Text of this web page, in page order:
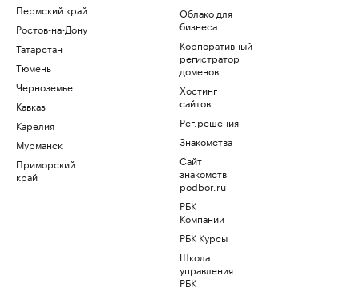
Пермский край
Ростов-на-Дону
Татарстан
Тюмень
Черноземье
Кавказ
Карелия
Мурманск
Приморский
край
Облако для
бизнеса
Корпоративный
регистратор
доменов
Хостинг
сайтов
Рег.решения
Знакомства
Сайт
знакомств
podbor.ru
РБК
Компании
РБК Курсы
Школа
управления
РБК